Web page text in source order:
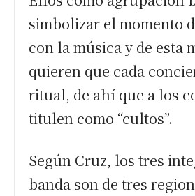
simbolizar el momento
con la música y de esta
quieren que cada
ritual, de ahí que a los
titulen como “cultos”.
Según Cruz, los tres
banda son de tres